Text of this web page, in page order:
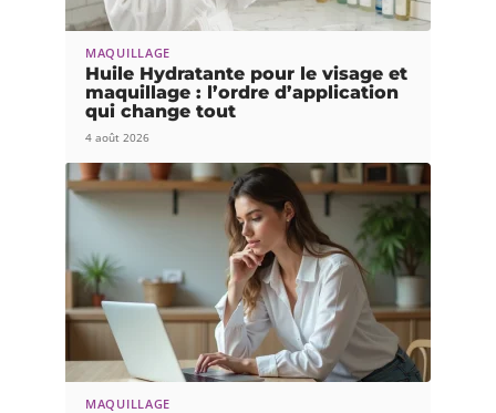
MAQUILLAGE
Huile Hydratante pour le visage et
maquillage : l’ordre d’application
qui change tout
4 août 2026
MAQUILLAGE